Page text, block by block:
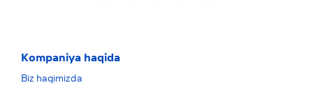
Kompaniya haqida
Biz haqimizda